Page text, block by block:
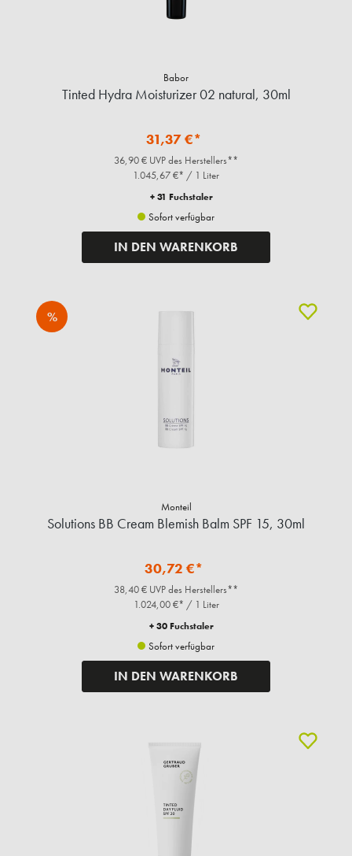
Babor
Tinted Hydra Moisturizer 02 natural, 30ml
31,37 €*
36,90 € UVP des Herstellers**
1.045,67 €* / 1 Liter
+ 31 Fuchstaler
Sofort verfügbar
IN DEN WARENKORB
%
Monteil
Solutions BB Cream Blemish Balm SPF 15, 30ml
30,72 €*
38,40 € UVP des Herstellers**
1.024,00 €* / 1 Liter
+ 30 Fuchstaler
Sofort verfügbar
IN DEN WARENKORB